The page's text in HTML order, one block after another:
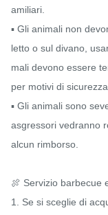
amiliari.
▪️ Gli animali non
letto o sul divano,
mali devono essere
per motivi di
▪️ Gli animali sono
asgressori vedranno
alcun rimborso.
🍖 Servizio barbecue
1. Se si sceglie di